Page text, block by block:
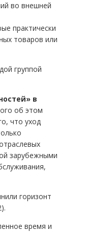
во внешней
практически
товаров или
группой
в
об этом
что уход
зарубежными
горизонт
время и